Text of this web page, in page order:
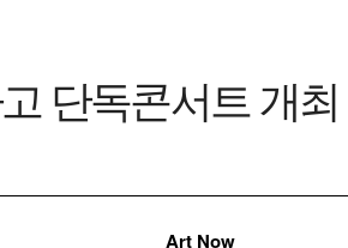
단독콘서트 개최